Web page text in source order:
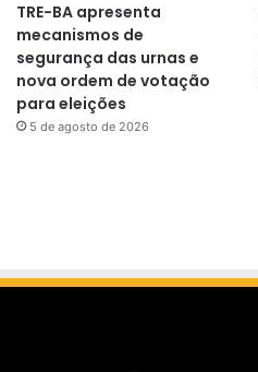
TRE-BA apresenta
mecanismos de
segurança das urnas e
nova ordem de votação
para eleições
5 de agosto de 2026